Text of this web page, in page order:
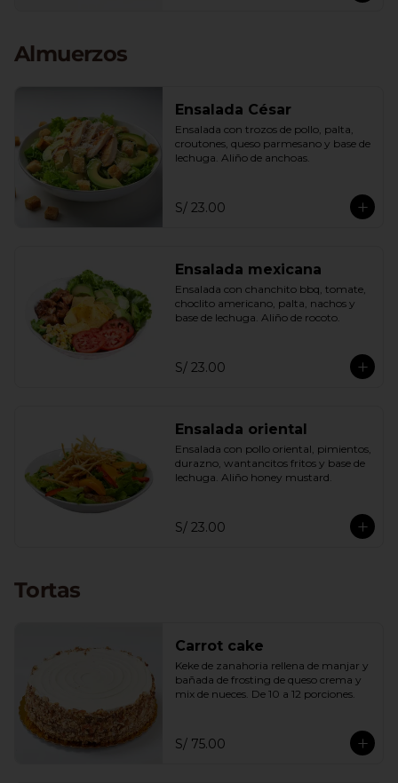
Almuerzos
Ensalada César
Ensalada con trozos de pollo, palta,
croutones, queso parmesano y base de
lechuga. Aliño de anchoas.
S/ 23.00
Ensalada mexicana
Ensalada con chanchito bbq, tomate,
choclito americano, palta, nachos y
base de lechuga. Aliño de rocoto.
S/ 23.00
Ensalada oriental
Ensalada con pollo oriental, pimientos,
durazno, wantancitos fritos y base de
lechuga. Aliño honey mustard.
S/ 23.00
Tortas
Carrot cake
Keke de zanahoria rellena de manjar y
bañada de frosting de queso crema y
mix de nueces. De 10 a 12 porciones.
S/ 75.00